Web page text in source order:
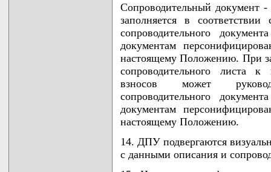
Сопроводительный документ
заполняется в
сопроводительного
документам
настоящему Положению. При
сопроводительного листа
взносов может
сопроводительного
документам
настоящему Положению.
14. ДПУ подвергаются
с данными описания и